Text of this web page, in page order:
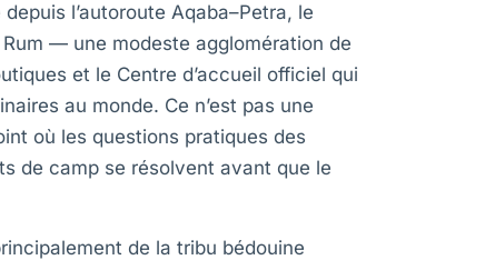
l’autoroute Aqaba–Petra, le
Rum — une modeste agglomération de
et le Centre d’accueil officiel qui
au monde. Ce n’est pas une
où les questions pratiques des
de camp se résolvent avant que le
de la tribu bédouine